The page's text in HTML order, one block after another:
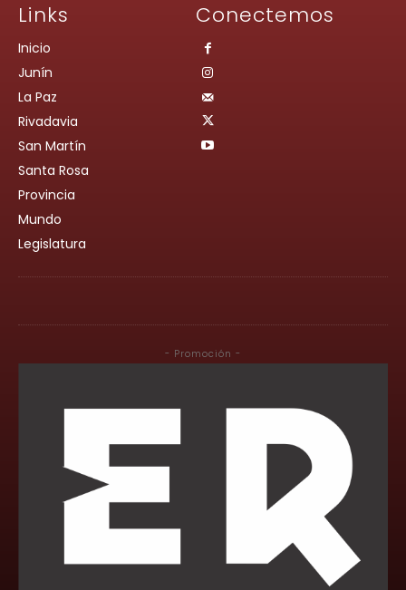
Links
Inicio
Junín
La Paz
Rivadavia
San Martín
Santa Rosa
Provincia
Mundo
Legislatura
Conectemos
- Promoción -